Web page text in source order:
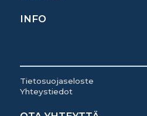
INFO
Tietosuojaseloste
Yhteystiedot